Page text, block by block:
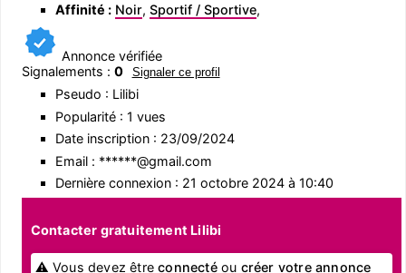
Affinité : Noir, Sportif / Sportive,
Annonce vérifiée
Signalements : 0 Signaler ce profil
Pseudo : Lilibi
Popularité : 1 vues
Date inscription : 23/09/2024
Email : ******@gmail.com
Dernière connexion : 21 octobre 2024 à 10:40
Contacter gratuitement Lilibi
⚠ Vous devez êtreconnectéou créer votre annonce